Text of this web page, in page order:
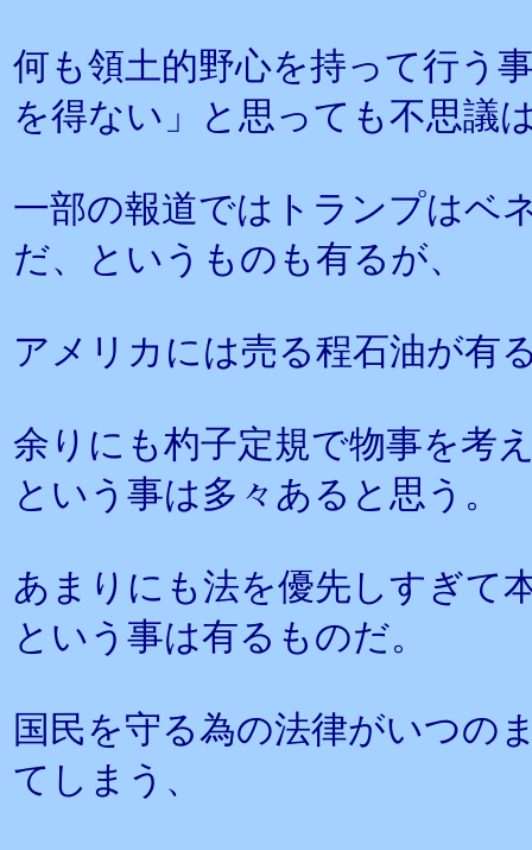
何も領土的野心を持って行う
を得ない」と思っても不思議
一部の報道ではトランプはベ
だ、というものも有るが、
アメリカには売る程石油が有
余りにも杓子定規で物事を考
という事は多々あると思う。
あまりにも法を優先しすぎて
という事は有るものだ。
国民を守る為の法律がいつの
てしまう、